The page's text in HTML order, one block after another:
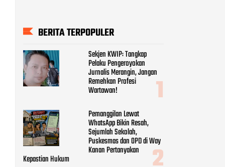
BERITA TERPOPULER
Sekjen KWIP: Tangkap
Pelaku Pengeroyokan
Jurnalis Merangin, Jangan
Remehkan Profesi
Wartawan!
Pemanggilan Lewat
WhatsApp Bikin Resah,
Sejumlah Sekolah,
Puskesmas dan OPD di Way
Kanan Pertanyakan
Kepastian Hukum